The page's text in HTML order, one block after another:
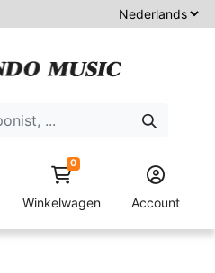
0
Winkelwagen Account